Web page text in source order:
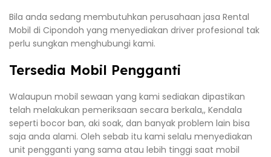
Bila anda sedang membutuhkan perusahaan jasa Rental
Mobil di Cipondoh yang menyediakan driver profesional tak
perlu sungkan menghubungi kami.
Tersedia Mobil Pengganti
Walaupun mobil sewaan yang kami sediakan dipastikan
telah melakukan pemeriksaan secara berkala,, Kendala
seperti bocor ban, aki soak, dan banyak problem lain bisa
saja anda alami. Oleh sebab itu kami selalu menyediakan
unit pengganti yang sama atau lebih tinggi saat mobil